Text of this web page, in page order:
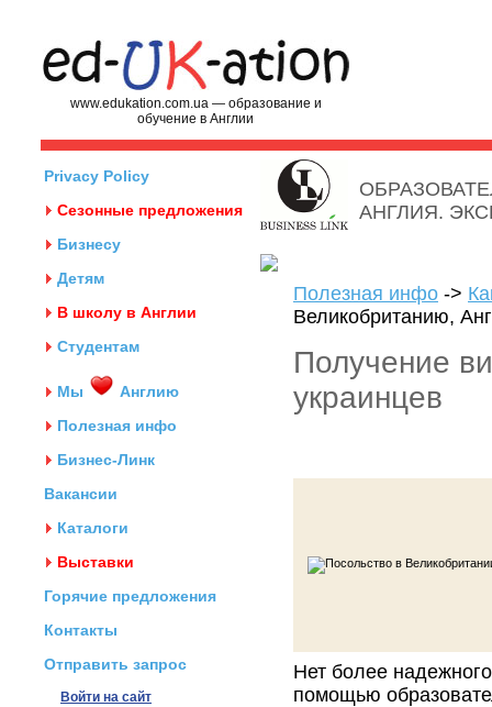
www.edukation.com.ua — образование и
обучение в Англии
Privacy Policy
Сезонные предложения
Бизнесу
Детям
В школу в Англии
Студентам
Мы
Англию
Полезная инфо
Бизнес-Линк
Вакансии
Каталоги
Выставки
Горячие предложения
Контакты
Отправить запрос
Войти на сайт
АНГЛИЯ.
Полезная инфо ->
Великобританию,
Получение
украинцев
Нет более
помощью